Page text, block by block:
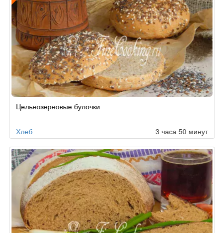
поЦельнозерновые булочки
Хлеб 3 часа 50 минут